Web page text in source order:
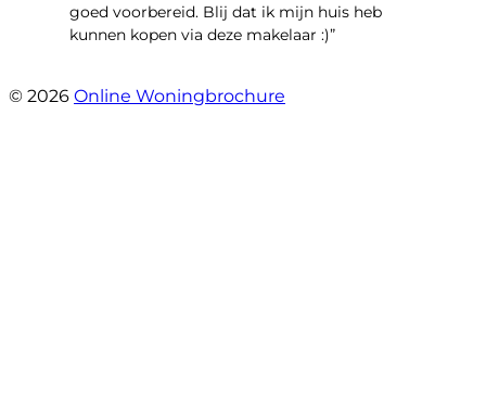
goed voorbereid. Blij dat ik mijn huis heb
kunnen kopen via deze makelaar :)”
© 2026 Online Woningbrochure